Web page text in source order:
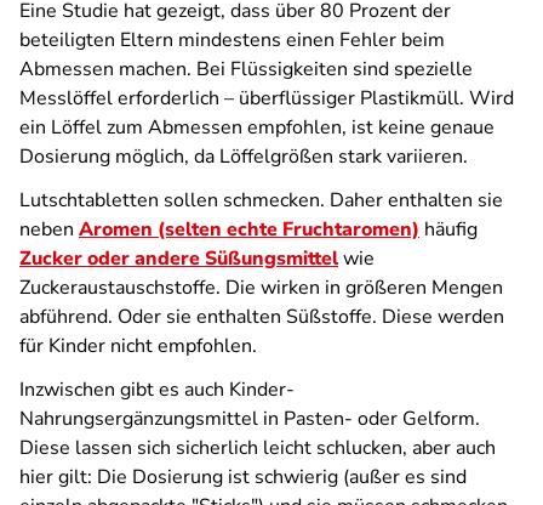
Eine Studie hat gezeigt, dass über 80 Prozent der
beteiligten Eltern mindestens einen Fehler beim
Abmessen machen. Bei Flüssigkeiten sind spezielle
Messlöffel erforderlich – überflüssiger Plastikmüll. Wird
ein Löffel zum Abmessen empfohlen, ist keine genaue
Dosierung möglich, da Löffelgrößen stark variieren.
Lutschtabletten sollen schmecken. Daher enthalten sie
neben Aromen (selten echte Fruchtaromen) häufig
Zucker oder andere Süßungsmittelwie
Zuckeraustauschstoffe. Die wirken in größeren Mengen
abführend. Oder sie enthalten Süßstoffe. Diese werden
für Kinder nicht empfohlen.
Inzwischen gibt es auch Kinder-
Nahrungsergänzungsmittel in Pasten- oder Gelform.
Diese lassen sich sicherlich leicht schlucken, aber auch
hier gilt: Die Dosierung ist schwierig (außer es sind